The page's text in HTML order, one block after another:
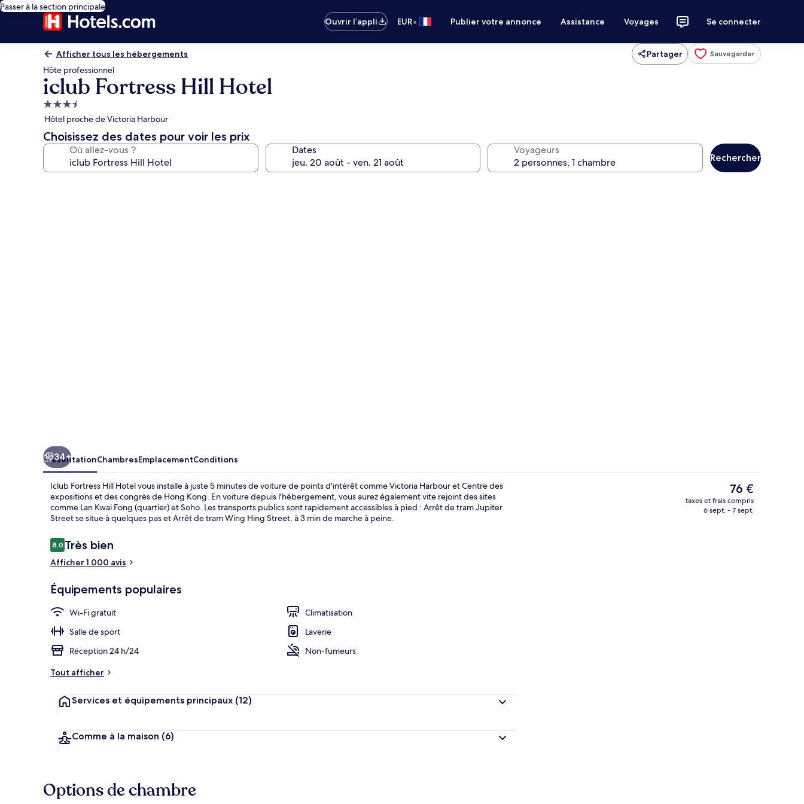
Passer à la section principale
Ouvrir l’appli
EUR• Publier votre annonce Assistance Voyages Se connecter
Afficher tous les hébergements Partager Sauvegarder
Hôte professionnel
iclub Fortress Hill Hotel
Hébergement
3.5 étoiles
Hôtel proche de Victoria Harbour
Choisissez des dates pour voir les prix
Où allez-vous ? Dates Voyageurs
Rechercher
Chambre (iPlus Premier) | Surmatelas, minibar, coffres-forts dans les chambres, bureau
34+
PrésentationChambresEmplacementConditions
Iclub Fortress Hill Hotel vous installe à juste 5 minutes de voiture de points d'intérêt comme Victoria Harbour et Centre des
expositions et des congrès de Hong Kong. En voiture depuis l'hébergement, vous aurez également vite rejoint des sites
comme Lan Kwai Fong (quartier) et Soho. Les transports publics sont rapidement accessibles à pied : Arrêt de tram Jupiter
Street se situe à quelques pas et Arrêt de tram Wing Hing Street, à 3 min de marche à peine.
Avis
voyageurs
8,08,0 sur 10
Très bien
Afficher 1 000 avis
Équipements populaires
Wi-Fi gratuit
Climatisation
Salle de sport
Laverie
Réception 24 h/24
Non-fumeurs
Tout afficher
Services et équipements principaux (12)
Comme à la maison (6)
Le
prix
actuel
76 €
taxes et frais compris
6 sept. - 7 sept.
Options de chambre